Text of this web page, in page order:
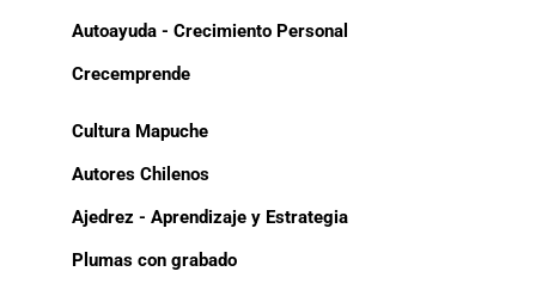
Autoayuda - Crecimiento Personal
Crecemprende
Cultura Mapuche
Autores Chilenos
Ajedrez - Aprendizaje y Estrategia
Plumas con grabado